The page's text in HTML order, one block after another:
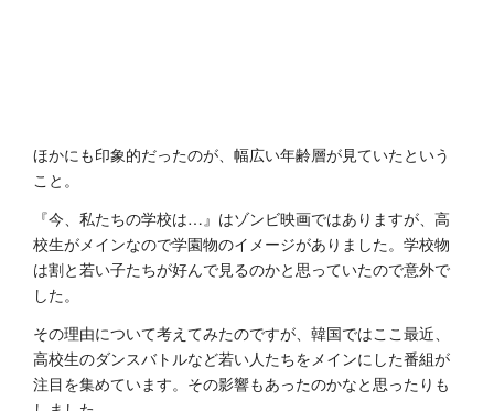
ほかにも印象的だったのが、幅広い年齢層が見ていたという
こと。
『今、私たちの学校は…』はゾンビ映画ではありますが、高
校生がメインなので学園物のイメージがありました。学校物
は割と若い子たちが好んで見るのかと思っていたので意外で
した。
その理由について考えてみたのですが、韓国ではここ最近、
高校生のダンスバトルなど若い人たちをメインにした番組が
注目を集めています。その影響もあったのかなと思ったりも